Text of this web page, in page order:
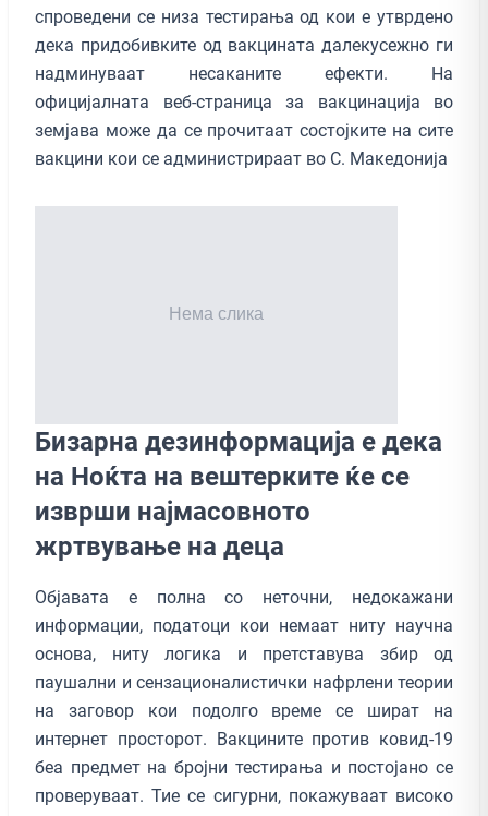
спроведени се низа тестирања од кои е утврдено
дека придобивките од вакцината далекусежно ги
надминуваат несаканите ефекти. На
официјалната веб-страница за вакцинација во
земјава може да се прочитаат состојките на сите
вакцини кои се администрираат во С. Македонија
Бизарна дезинформација е дека
на Ноќта на вештерките ќе се
изврши најмасовното
жртвување на деца
Објавата е полна со неточни, недокажани
информации, податоци кои немаат ниту научна
основа, ниту логика и претставува збир од
паушални и сензационалистички нафрлени теории
на заговор кои подолго време се шират на
интернет просторот. Вакцините против ковид-19
беа предмет на бројни тестирања и постојано се
проверуваат. Тие се сигурни, покажуваат високо